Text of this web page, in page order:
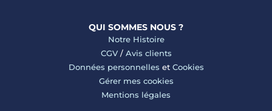
QUI SOMMES NOUS ?
Notre Histoire
CGV/ Avis clients
Données personnelles et Cookies
Gérer mes cookies
Mentions légales